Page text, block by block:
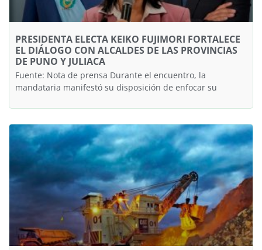
PRESIDENTA ELECTA KEIKO FUJIMORI FORTALECE
EL DIÁLOGO CON ALCALDES DE LAS PROVINCIAS
DE PUNO Y JULIACA
Fuente: Nota de prensa Durante el encuentro, la
mandataria manifestó su disposición de enfocar su